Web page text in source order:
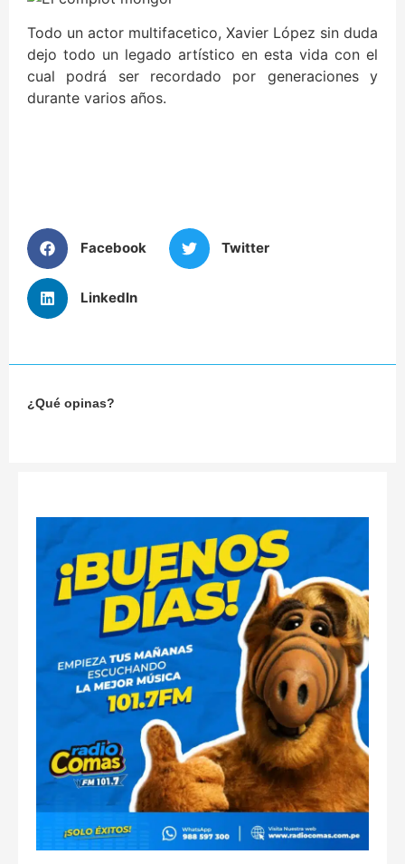
Todo un actor multifacetico, Xavier López sin duda
dejo todo un legado artístico en esta vida con el
cual podrá ser recordado por generaciones y
durante varios años.
Facebook Twitter
LinkedIn
¿Qué opinas?